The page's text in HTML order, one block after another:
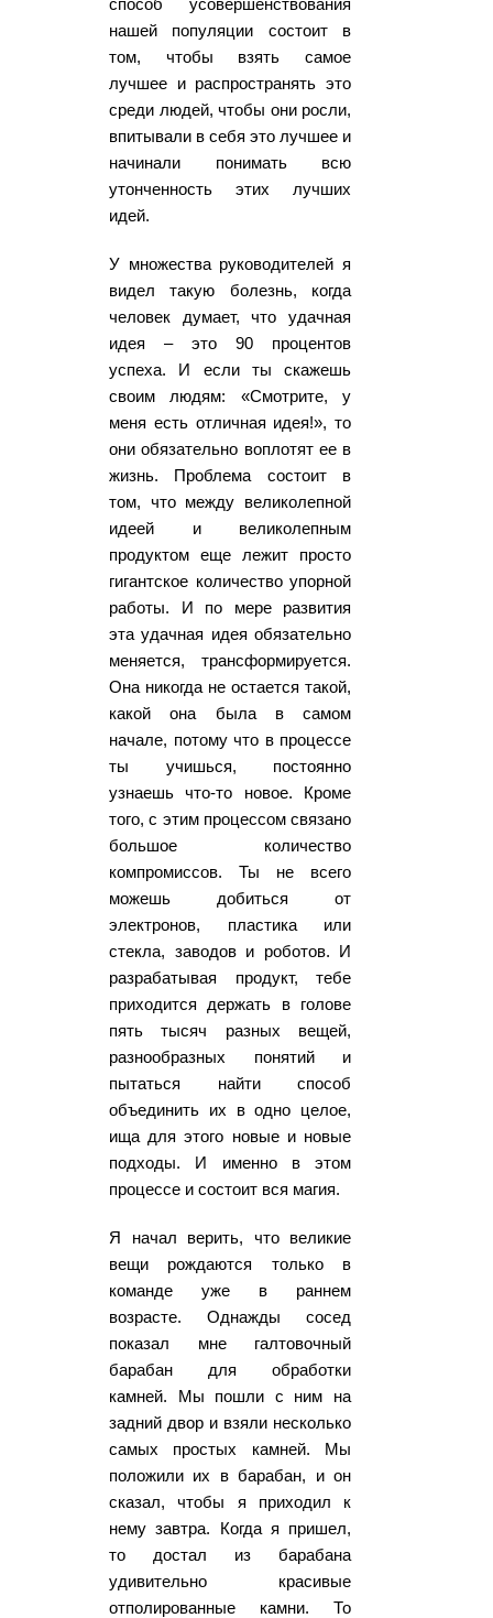
нашей популяции состоит в
том, чтобы взять самое
лучшее и распространять это
среди людей, чтобы они росли,
впитывали в себя это лучшее и
начинали понимать всю
утонченность этих лучших
идей.
У множества руководителей я
видел такую болезнь, когда
человек думает, что удачная
идея – это 90 процентов
успеха. И если ты скажешь
своим людям: «Смотрите, у
меня есть отличная идея!», то
они обязательно воплотят ее в
жизнь. Проблема состоит в
том, что между великолепной
идеей и великолепным
продуктом еще лежит просто
гигантское количество упорной
работы. И по мере развития
эта удачная идея обязательно
меняется, трансформируется.
Она никогда не остается такой,
какой она была в самом
начале, потому что в процессе
ты учишься, постоянно
узнаешь что-то новое. Кроме
того, с этим процессом связано
большое количество
компромиссов. Ты не всего
можешь добиться от
электронов, пластика или
стекла, заводов и роботов. И
разрабатывая продукт, тебе
приходится держать в голове
пять тысяч разных вещей,
разнообразных понятий и
пытаться найти способ
объединить их в одно целое,
ища для этого новые и новые
подходы. И именно в этом
процессе и состоит вся магия.
Я начал верить, что великие
вещи рождаются только в
команде уже в раннем
возрасте. Однажды сосед
показал мне галтовочный
барабан для обработки
камней. Мы пошли с ним на
задний двор и взяли несколько
самых простых камней. Мы
положили их в барабан, и он
сказал, чтобы я приходил к
нему завтра. Когда я пришел,
то достал из барабана
удивительно красивые
отполированные камни. То